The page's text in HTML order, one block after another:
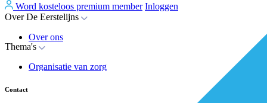
Word kosteloos premium member Inloggen
Over De Eerstelijns
Over ons
Nieuws
Whitepapers
Thema's
Organisatie van zorg
Contact